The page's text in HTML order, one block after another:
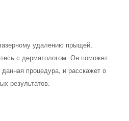
удалению прыщей,
с дерматологом. Он поможет
процедура, и расскажет о
результатов.